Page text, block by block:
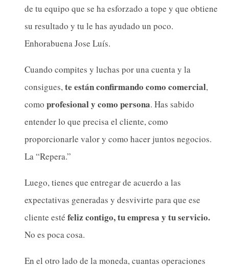
de tu equipo que se ha esforzado a tope y que obtiene
su resultado y tu le has ayudado un poco.
Enhorabuena Jose Luís.
Cuando compites y luchas por una cuenta y la
consigues,te están confirmando como comercial,
como profesional y como persona. Has sabido
entender lo que precisa el cliente, como
proporcionarle valor y como hacer juntos negocios.
La “Repera.”
Luego, tienes que entregar de acuerdo a las
expectativas generadas y desvivirte para que ese
cliente esté feliz contigo, tu empresa y tu servicio.
No es poca cosa.
En el otro lado de la moneda, cuantas operaciones